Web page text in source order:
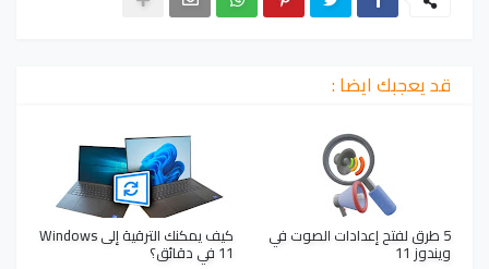
قد يعجبك ايضا :
5 طرق لفتح إعدادات الصوت في
ويندوز 11
كيف يمكنك الترقية إلى Windows
11 في دقائق؟